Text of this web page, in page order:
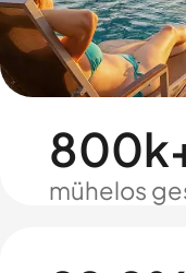
mühelos